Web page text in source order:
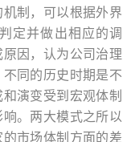
制，可以根据外界
定并做出相应的调
因，认为公司治理
同的历史时期是不
演变受到宏观体制
。两大模式之所以
市场体制方面的差